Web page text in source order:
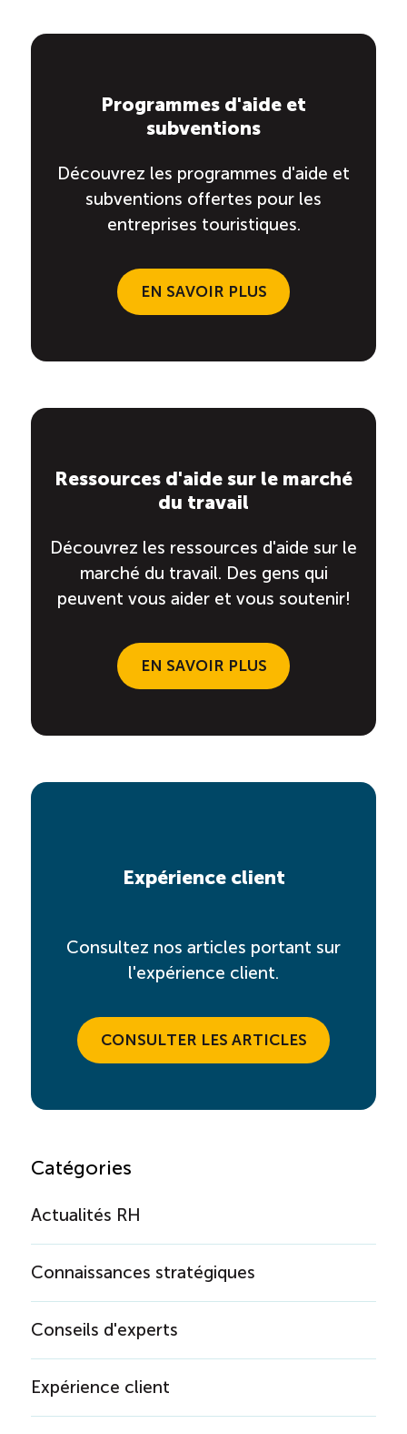
Programmes d'aide et
subventions
Découvrez les programmes d'aide et
subventions offertes pour les
entreprises touristiques.
EN SAVOIR PLUS
Ressources d'aide sur le marché
du travail
Découvrez les ressources d'aide sur le
marché du travail. Des gens qui
peuvent vous aider et vous soutenir!
EN SAVOIR PLUS
Expérience client
Consultez nos articles portant sur
l'expérience client.
CONSULTER LES ARTICLES
Catégories
Actualités RH
Connaissances stratégiques
Conseils d'experts
Expérience client